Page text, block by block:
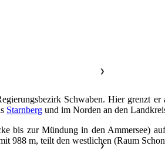
Schwaben. Hier grenzt er
Starnberg und im Norden an den
bis zur Mündung in den Ammersee)
988 m, teilt den westlichen (Raum
❯
❯